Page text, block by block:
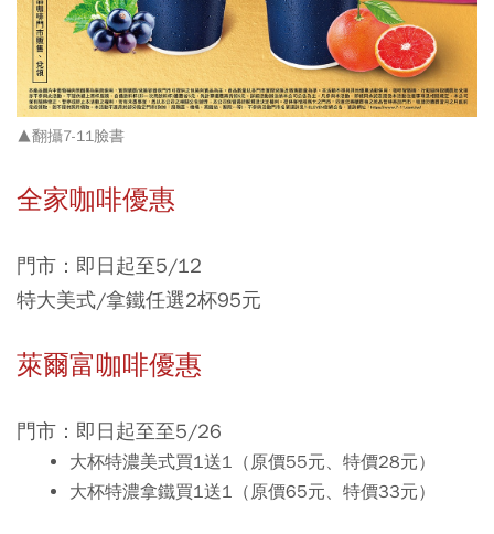
▲翻攝7-11臉書
全家咖啡優惠
門市：即日起至5/12
特大美式/拿鐵任選2杯95元
萊爾富咖啡優惠
門市：即日起至至5/26
大杯特濃美式買1送1（原價55元、特價28元）
大杯特濃拿鐵買1送1（原價65元、特價33元）